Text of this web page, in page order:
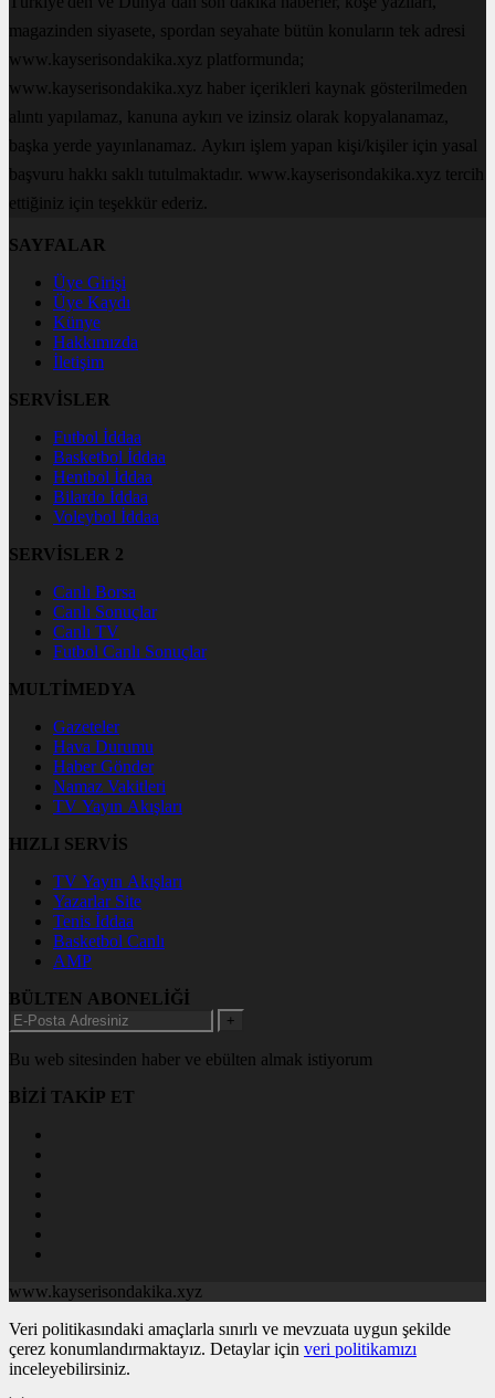
magazinden siyasete, spordan seyahate bütün konuların tek adresi
www.kayserisondakika.xyz platformunda;
www.kayserisondakika.xyz haber içerikleri kaynak gösterilmeden
alıntı yapılamaz, kanuna aykırı ve izinsiz olarak kopyalanamaz,
başka yerde yayınlanamaz. Aykırı işlem yapan kişi/kişiler için yasal
başvuru hakkı saklı tutulmaktadır. www.kayserisondakika.xyz tercih
ettiğiniz için teşekkür ederiz.
SAYFALAR
Üye Girişi
Üye Kaydı
Künye
Hakkımızda
İletişim
SERVİSLER
Futbol İddaa
Basketbol İddaa
Hentbol İddaa
Bilardo İddaa
Voleybol İddaa
SERVİSLER 2
Canlı Borsa
Canlı Sonuçlar
Canlı TV
Futbol Canlı Sonuçlar
MULTİMEDYA
Gazeteler
Hava Durumu
Haber Gönder
Namaz Vakitleri
TV Yayın Akışları
HIZLI SERVİS
TV Yayın Akışları
Yazarlar Site
Tenis İddaa
Basketbol Canlı
AMP
BÜLTEN ABONELİĞİ
+
Bu web sitesinden haber ve ebülten almak istiyorum
BİZİ TAKİP ET
www.kayserisondakika.xyz
Veri politikasındaki amaçlarla sınırlı ve mevzuata uygun şekilde
çerez konumlandırmaktayız. Detaylar için veri politikamızı
inceleyebilirsiniz.